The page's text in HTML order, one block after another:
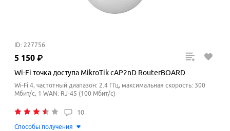
ID: 227756
5 150 ₽
Wi-Fi точка доступа MikroTik cAP2nD RouterBOARD
Wi-Fi 4, частотный диапазон: 2.4 ГГц, максимальная скорость: 300
Мбит/с, 1 WAN: RJ-45 (100 Мбит/с)
10
Способы получения